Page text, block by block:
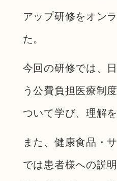
アップ研修をオン
た。
今回の研修では、
う公費負担医療制
ついて学び、理解
また、健康食品・
では患者様への説